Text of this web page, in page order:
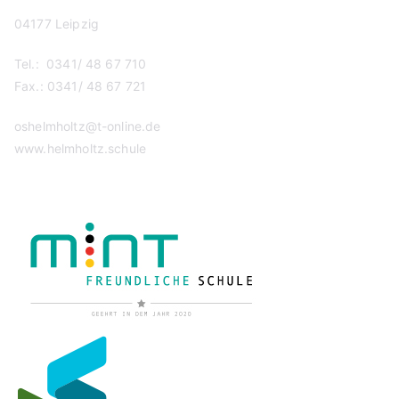
04177 Leipzig
Tel.: 0341/ 48 67 710
Fax.: 0341/ 48 67 721
oshelmholtz@t-online.de
www.helmholtz.schule